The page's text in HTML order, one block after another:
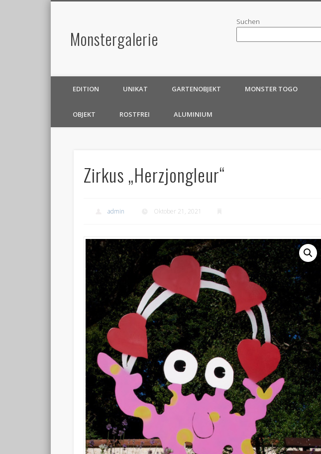
Monstergalerie
Suchen
EDITION UNIKAT GARTENOBJEKT MONSTER TOGO
OBJEKT ROSTFREI ALUMINIUM
Zirkus „Herzjongleur“
admin Oktober 21, 2021